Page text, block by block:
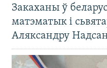
Закаханы ў
матэматык і
Аляксандру